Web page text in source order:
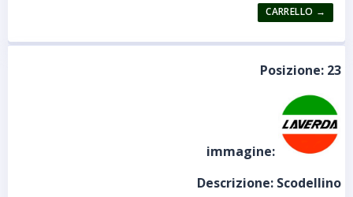
Posizione: 23
immagine:
Descrizione: Scodellino